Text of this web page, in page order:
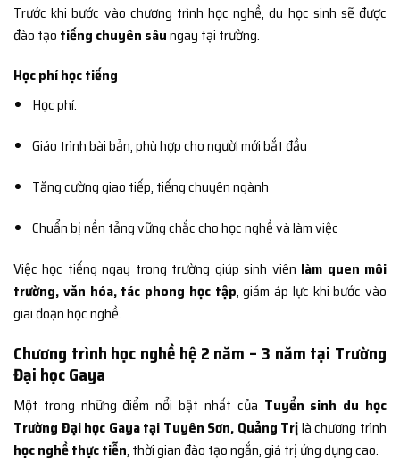
Trước khi bước vào chương trình học nghề, du học sinh sẽ được
đào tạo tiếng chuyên sâungay tại trường.
Học phí học tiếng
Học phí:
Giáo trình bài bản, phù hợp cho người mới bắt đầu
Tăng cường giao tiếp, tiếng chuyên ngành
Chuẩn bị nền tảng vững chắc cho học nghề và làm việc
Việc học tiếng ngay trong trường giúp sinh viên làm quen môi
trường, văn hóa, tác phong học tập, giảm áp lực khi bước vào
giai đoạn học nghề.
Chương trình học nghề hệ 2 năm – 3 năm tại Trường
Đại học Gaya
Một trong những điểm nổi bật nhất của Tuyển sinh du học
Trường Đại học Gaya tại Tuyên Sơn, Quảng Trịlà chương trình
học nghề thực tiễn, thời gian đào tạo ngắn, giá trị ứng dụng cao.